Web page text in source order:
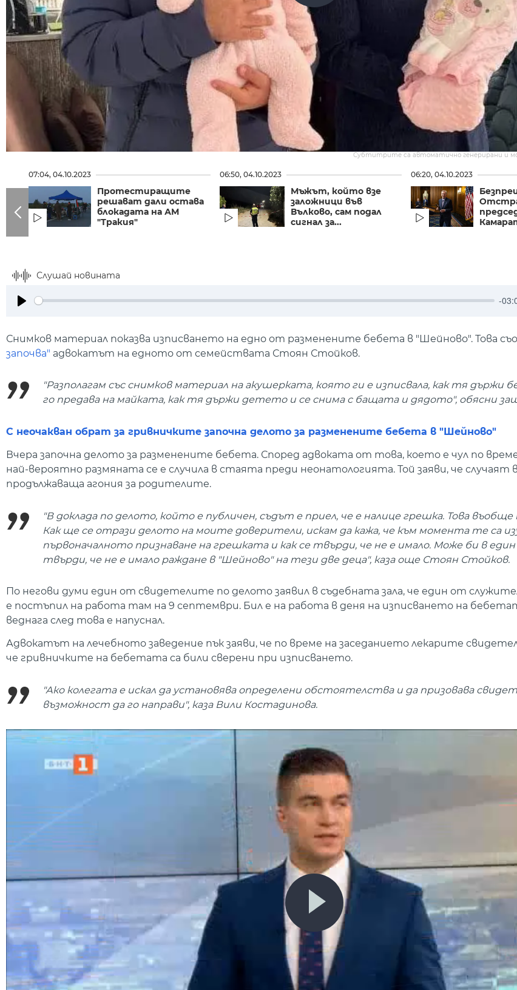
Субтитрите са автоматично генерирани и
07:04, 04.10.2023
Протестиращите
решават дали остава
блокадата на АМ
"Тракия"
06:50, 04.10.2023
Мъжът, който взе
заложници във
Вълково, сам подал
сигнал за...
06:20, 04.10.2023
Слушай новината
-
Снимков материал показва изписването на едно от разменените бебета в "Шейново". Това
започва" адвокатът на едното от семействата Стоян Стойков.
"Разполагам със снимков материал на акушерката, която ги е изписвала, как тя държи
го предава на майката, как тя държи детето и се снима с бащата и дядото", обясни
С неочакван обрат за гривничките започна делото за разменените бебета в "Шейново"
Вчера започна делото за разменените бебета. Според адвоката от това, което е чул по
най-вероятно размяната се е случила в стаята преди неонатологията. Той заяви, че случаят
продължаваща агония за родителите.
"В доклада по делото, който е публичен, съдът е приел, че е налице грешка. Това въобще
Как ще се отрази делото на моите доверители, искам да кажа, че към момента те са
първоначалното признаване на грешката и как се твърди, че не е имало. Може би в
твърди, че не е имало раждане в "Шейново" на тези две деца", каза още Стоян Стойков.
По негови думи един от свидетелите по делото заявил в съдебната зала, че един от
е постъпил на работа там на 9 септември. Бил е на работа в деня на изписването на
веднага след това е напуснал.
Адвокатът на лечебното заведение пък заяви, че по време на заседанието лекарите
че гривничките на бебетата са били сверени при изписването.
"Ако колегата е искал да установява определени обстоятелства и да призовава
възможност да го направи", каза Вили Костадинова.